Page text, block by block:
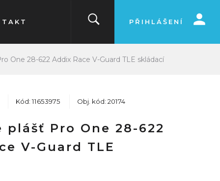
PŘIHLÁŠENÍ
One 28-622 Addix Race V-Guard TLE skládací
Kód: 11653975 Obj. kód: 20174
plášť Pro One 28-622
V-Guard TLE